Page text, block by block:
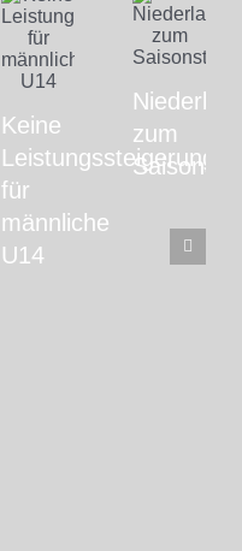
Keine
Leistungssteigerung
für
männliche
U14
zum